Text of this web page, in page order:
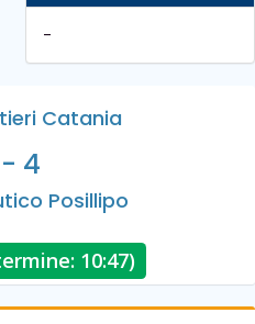
-
Catania
4
Posillipo
10:47)